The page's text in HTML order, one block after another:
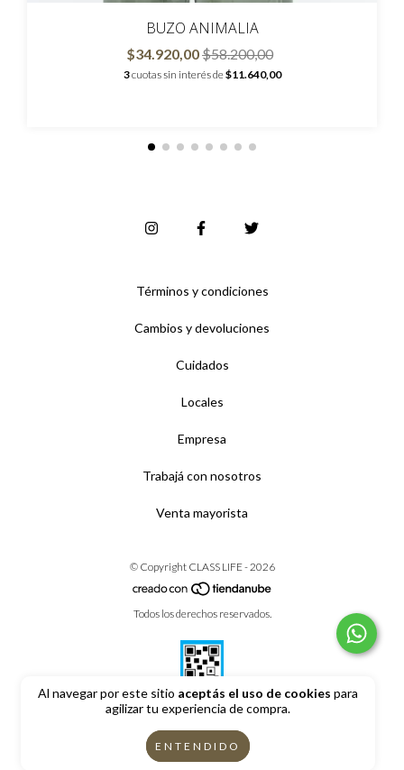
Al navegar por este sitio aceptás el uso de cookies para
agilizar tu experiencia de compra.
ENTENDIDO
BUZO ANIMALIA
$34.920,00$58.200,00
3cuotas sin interés de$11.640,00
Términos y condiciones
Cambios y devoluciones
Cuidados
Locales
Empresa
Trabajá con nosotros
Venta mayorista
© Copyright CLASS LIFE - 2026
Todos los derechos reservados.
Defensa de las y los consumidores. Para reclamos